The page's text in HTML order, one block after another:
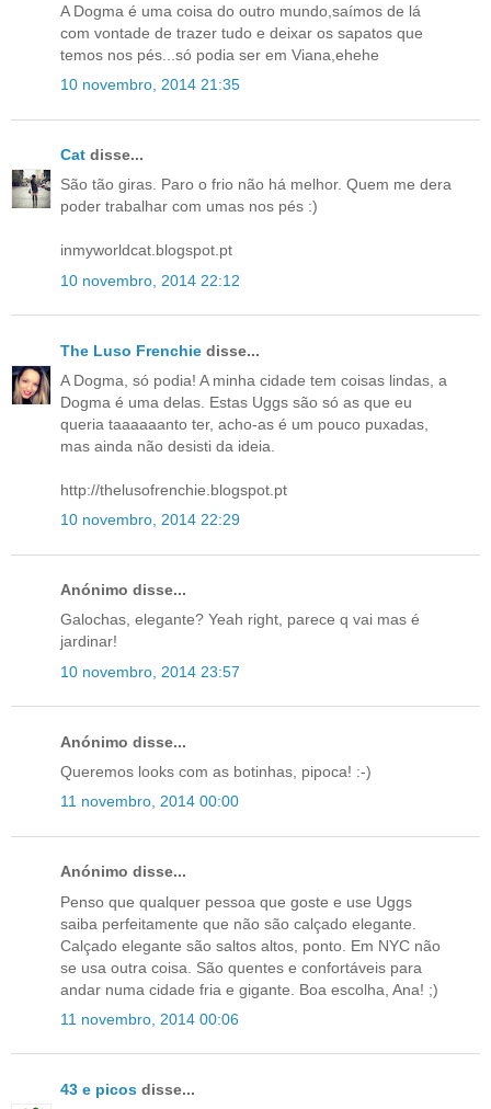
A Dogma é uma coisa do outro mundo,saímos de lá
com vontade de trazer tudo e deixar os sapatos que
temos nos pés...só podia ser em Viana,ehehe
10 novembro, 2014 21:35
Cat disse...
São tão giras. Paro o frio não há melhor. Quem me dera
poder trabalhar com umas nos pés :)
inmyworldcat.blogspot.pt
10 novembro, 2014 22:12
The Luso Frenchie disse...
A Dogma, só podia! A minha cidade tem coisas lindas, a
Dogma é uma delas. Estas Uggs são só as que eu
queria taaaaaanto ter, acho-as é um pouco puxadas,
mas ainda não desisti da ideia.
http://thelusofrenchie.blogspot.pt
10 novembro, 2014 22:29
Anónimo disse...
Galochas, elegante? Yeah right, parece q vai mas é
jardinar!
10 novembro, 2014 23:57
Anónimo disse...
Queremos looks com as botinhas, pipoca! :-)
11 novembro, 2014 00:00
Anónimo disse...
Penso que qualquer pessoa que goste e use Uggs
saiba perfeitamente que não são calçado elegante.
Calçado elegante são saltos altos, ponto. Em NYC não
se usa outra coisa. São quentes e confortáveis para
andar numa cidade fria e gigante. Boa escolha, Ana! ;)
11 novembro, 2014 00:06
43 e picos disse...